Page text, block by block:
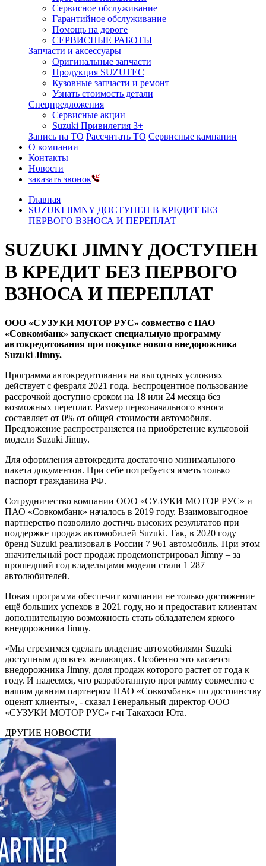
Сервисное обслуживание
Гарантийное обслуживание
Помощь на дороге
СЕРВИСНЫЕ РАБОТЫ
Запчасти и аксессуары
Оригинальные запчасти
Продукция SUZUTEC
Кузовные запчасти и ремонт
Узнать стоимость детали
Спецпредложения
Сервисные акции
Suzuki Привилегия 3+
Запись на ТО Рассчитать ТО Сервисные кампании
О компании
Контакты
Новости
заказать звонок
Главная
SUZUKI JIMNY ДОСТУПЕН В КРЕДИТ БЕЗ
ПЕРВОГО ВЗНОСА И ПЕРЕПЛАТ
SUZUKI JIMNY ДОСТУПЕН
В КРЕДИТ БЕЗ ПЕРВОГО
ВЗНОСА И ПЕРЕПЛАТ
ООО «СУЗУКИ МОТОР РУС» совместно с ПАО
«Совкомбанк» запускает специальную программу
автокредитования при покупке нового внедорожника
Suzuki Jimny.
Программа автокредитования на выгодных условиях
действует с февраля 2021 года. Беспроцентное пользование
рассрочкой доступно сроком на 18 или 24 месяца без
возможных переплат. Размер первоначального взноса
составляет от 0% от общей стоимости автомобиля.
Предложение распространяется на приобретение культовой
модели Suzuki Jimny.
Для оформления автокредита достаточно минимального
пакета документов. При себе потребуется иметь только
паспорт гражданина РФ.
Сотрудничество компании ООО «СУЗУКИ МОТОР РУС» и
ПАО «Совкомбанк» началось в 2019 году. Взаимовыгодное
партнерство позволило достичь высоких результатов при
поддержке продаж автомобилей Suzuki. Так, в 2020 году
бренд Suzuki реализовал в России 7 961 автомобиль. При этом
значительный рост продаж продемонстрировал Jimny – за
прошедший год владельцами модели стали 1 287
автолюбителей.
Новая программа обеспечит компании не только достижение
ещё больших успехов в 2021 году, но и предоставит клиентам
дополнительную возможность стать обладателем яркого
внедорожника Jimny.
«Мы стремимся сделать владение автомобилями Suzuki
доступным для всех желающих. Особенно это касается
внедорожника Jimny, доля продаж которого растет от года к
году. И надеемся, что разработанную программу совместно с
нашим давним партнером ПАО «Совкомбанк» по достоинству
оценят клиенты», - сказал Генеральный директор ООО
«СУЗУКИ МОТОР РУС» г-н Такахаси Юта.
ДРУГИЕ НОВОСТИ